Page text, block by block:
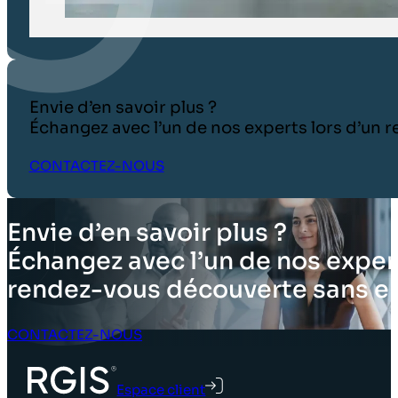
Envie d’en savoir plus ?
Échangez avec l’un de nos experts lors
CONTACTEZ-NOUS
Envie d’en savoir plus ?
Échangez avec l’un de nos
rendez-vous découverte sans
CONTACTEZ-NOUS
Espace client